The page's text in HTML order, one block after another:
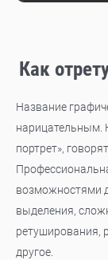
Как
Название
нарицательным.
портрет»,
возможностями
выделения,
ретуширования,
другое.